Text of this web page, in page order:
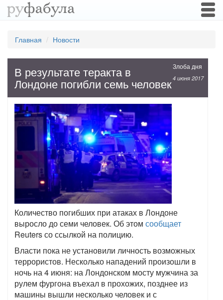
Главная Новости
Злоба дня
4 июня 2017
В результате теракта в
Лондоне погибли семь человек
Количество погибших при атаках в Лондоне
выросло до семи человек. Об этом сообщает
Reuters со ссылкой на полицию.
Власти пока не установили личность возможных
террористов. Несколько нападений произошли в
ночь на 4 июня: на Лондонском мосту мужчина за
рулем фургона въехал в прохожих, позднее из
машины вышли несколько человек и с